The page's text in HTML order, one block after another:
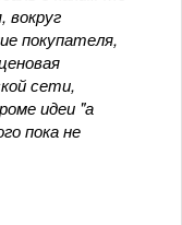
вокруг
покупателя,
сети,
идеи "а
пока не